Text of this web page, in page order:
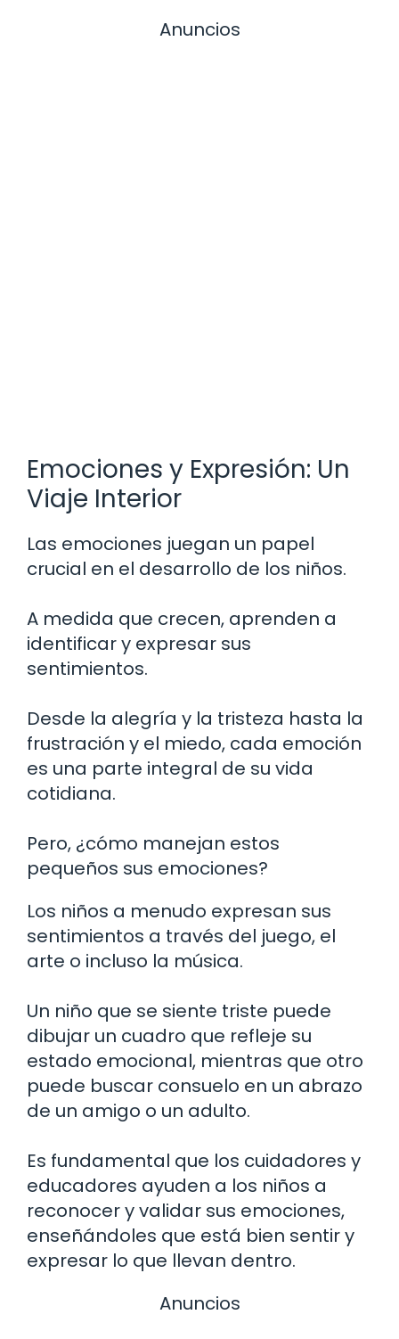
Anuncios
Emociones y Expresión: Un
Viaje Interior
Las emociones juegan un papel
crucial en el desarrollo de los niños.
A medida que crecen, aprenden a
identificar y expresar sus
sentimientos.
Desde la alegría y la tristeza hasta la
frustración y el miedo, cada emoción
es una parte integral de su vida
cotidiana.
Pero, ¿cómo manejan estos
pequeños sus emociones?
Los niños a menudo expresan sus
sentimientos a través del juego, el
arte o incluso la música.
Un niño que se siente triste puede
dibujar un cuadro que refleje su
estado emocional, mientras que otro
puede buscar consuelo en un abrazo
de un amigo o un adulto.
Es fundamental que los cuidadores y
educadores ayuden a los niños a
reconocer y validar sus emociones,
enseñándoles que está bien sentir y
expresar lo que llevan dentro.
Anuncios